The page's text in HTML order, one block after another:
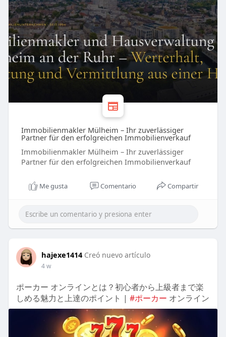
Immobilienmakler Mülheim – Ihr zuverlässiger
Partner für den erfolgreichen Immobilienverkauf
Immobilienmakler Mülheim – Ihr zuverlässiger
Partner für den erfolgreichen Immobilienverkauf
Me gusta Comentario Compartir
hajexe1414 Creó nuevo artículo
4 w
ポーカー オンラインとは？初心者から上級者まで楽
しめる魅力と上達のポイント | #ポーカー オンライン